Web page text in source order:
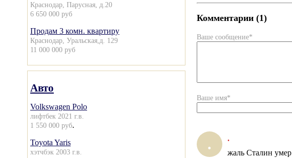
Краснодар, Парусная, д.20
6 650 000 руб
Продам 3 комн. квартиру
Краснодар, Уральская,д. 129
11 000 000 руб
Авто
Volkswagen Polo
лифтбек 2021 г.в.
1 550 000 руб.
Toyota Yaris
хэтчбэк 2003 г.в.
Комментарии (1)
Ваше сообщение*
Ваше имя*
. .
жаль Сталин умер